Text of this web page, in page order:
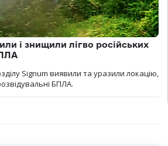
і знищили лігво російських
Signum виявили та уразили локацію,
БПЛА.